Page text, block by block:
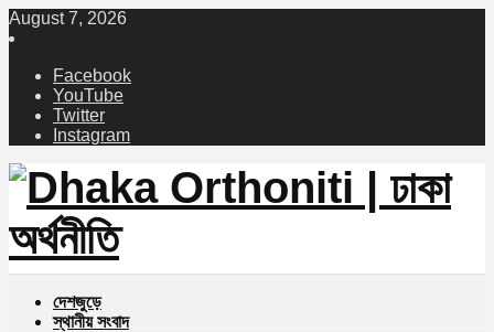
August 7, 2026
Facebook
YouTube
Twitter
Instagram
দেশজুড়ে
স্থানীয় সংবাদ